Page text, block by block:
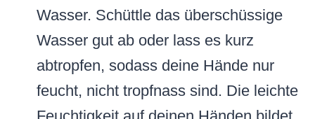
Wasser. Schüttle das überschüssige
Wasser gut ab oder lass es kurz
abtropfen, sodass deine Hände nur
feucht, nicht tropfnass sind. Die leichte